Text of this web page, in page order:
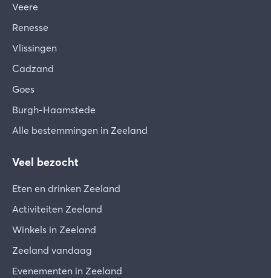
Veere
Renesse
Vlissingen
Cadzand
Goes
Burgh-Haamstede
Alle bestemmingen in Zeeland
Veel bezocht
Eten en drinken Zeeland
Activiteiten Zeeland
Winkels in Zeeland
Zeeland vandaag
Evenementen in Zeeland